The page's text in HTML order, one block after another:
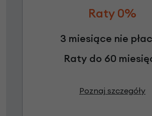
Raty 0%
3 miesiące nie
Raty do 60
Poznaj szczegóły